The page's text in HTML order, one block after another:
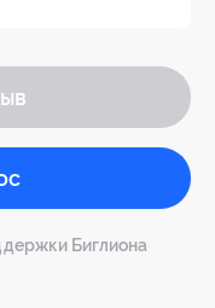
Биглиона